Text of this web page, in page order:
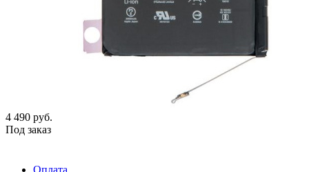
4 490 руб.
Под заказ
Оплата